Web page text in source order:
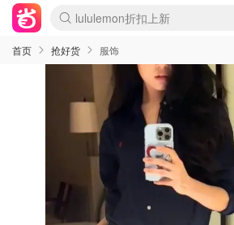
Sasa美妆护肤3.5折
SSENSE年中2.5折
FreshBeauty好价汇总
Cettire降价+叠9折
WWS Coles超市实拍
viagogo二手票捡漏
Myer超级周末
The Outnet奢牌1折起
David Jones 3折起
Flannels大牌1折
Perfumes Club护肤1折
AMIRO面罩$251
Amazon折扣汇总
eToro入金$200送$50
Amazon数码好物
ICONIC本周7.5折
ThedoubleF高奢地板价
Moose Knuckles 6折
丝芙兰5折起
EUFY摄像头$98
Selenichast首饰2折
Trip机票酒店促销
YSL送5件彩妆礼
Amazon家居好物
Amazon美妆护肤
雅漾大喷$8
过敏原检测盒$33
伊索独家赠50ml沐浴露
科颜氏高保湿面霜$29
SEALIFE海洋馆门票6折
丝塔芙大白罐$16
订阅Newsletter送香薰
Cult Beauty 6.8折
Harrods圣诞日历$525
LN-CC奢牌私促3折
d'Alba空姐喷雾$16
EVE LOM套装£56
Bernardelli独家4折
Adore Beauty 6折起
CT圣诞日历
Mytheresa奢品2.7折
Luxury Escapes 9折
Currentbody美容仪$881
MOON Garden Live
Roborock扫地机$649
Tingo Life水杯$24
Valentino官网5折
CR洗护套装$23
修丽可4件套$159
Myer彩妆2件7折
GANNI官网4.5折
Stylevana韩妆4折
Tessabit高奢8.5折
OGX洗发水$11
Amazon阿德莱德次日达
卡诗8.5折+赠礼
Philips Hue灯具8折
首页 抢好货 服饰